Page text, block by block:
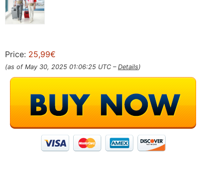
Price: 25,99€
(as of May 30, 2025 01:06:25 UTC – Details)